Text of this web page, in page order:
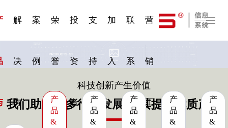
解
决
方
案
例
荣
誉
投
资
者
支
持
加
入
联
系
营
销
工
科技创新产生价值
我们助力更多行业发展·为其提供优质产品
产
品
&
产
品
&
产
品
&
产
品
&
产
品
&